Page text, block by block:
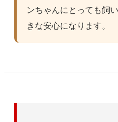
ンちゃんにとっても飼
きな安心になります。